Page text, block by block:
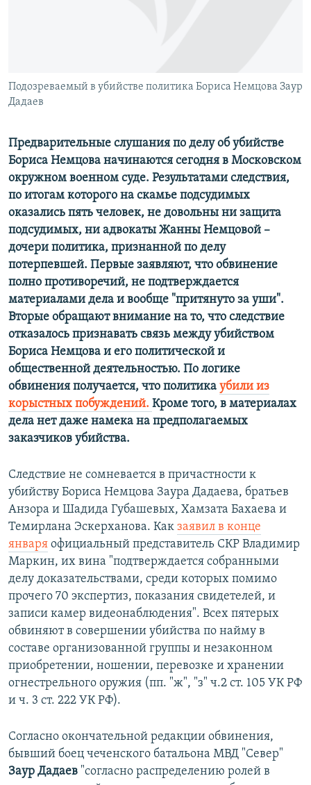
УКРАИНСКАЯ ПРОБЛЕМА КРЫМА
Все сайты RFE/RL
Подозреваемый в убийстве политика Бориса Немцова Заур
Дадаев
Предварительные слушания по делу об убийстве
Бориса Немцова начинаются сегодня в Московском
окружном военном суде. Результатами следствия,
по итогам которого на скамье подсудимых
оказались пять человек, не довольны ни защита
подсудимых, ни адвокаты Жанны Немцовой – ​
дочери политика, признанной по делу
потерпевшей. Первые заявляют, что обвинение
полно противоречий, не подтверждается
материалами дела и вообще "притянуто за уши".
Вторые обращают внимание на то, что следствие
отказалось признавать связь между убийством
Бориса Немцова и его политической и
общественной деятельностью. По логике
обвинения получается, что политика убили из
корыстных побуждений. Кроме того, в материалах
дела нет даже намека на предполагаемых
заказчиков убийства.
Следствие не сомневается в причастности к
убийству Бориса Немцова Заура Дадаева, братьев
Анзора и Шадида Губашевых, Хамзата Бахаева и
Темирлана Эскерханова. Как заявил в конце
января официальный представитель СКР Владимир
Маркин, их вина "подтверждается собранными
делу доказательствами, среди которых помимо
прочего 70 экспертиз, показания свидетелей, и
записи камер видеонаблюдения". Всех пятерых
обвиняют в совершении убийства по найму в
составе организованной группы и незаконном
приобретении, ношении, перевозке и хранении
огнестрельного оружия (пп. "ж", "з" ч.2 ст. 105 УК РФ
и ч. 3 ст. 222 УК РФ).
Согласно окончательной редакции обвинения,
бывший боец чеченского батальона МВД "Север"
Заур Дадаев "согласно распределению ролей в